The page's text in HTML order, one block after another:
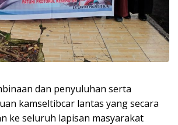
dan penyuluhan serta
kamseltibcar lantas yang secara
ke seluruh lapisan masyarakat